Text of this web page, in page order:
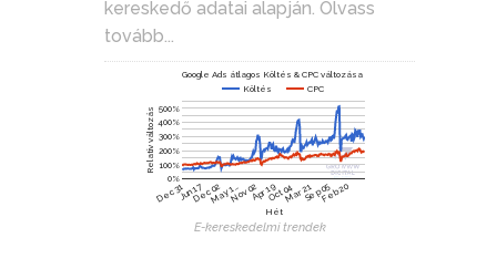
kereskedő adatai alapján. Olvass
tovább...
Google Ads átlagos Költés & CPC változása
Költés
CPC
Dec 31Jun 17Dec 02May 1…Nov 02Apr 19Oct 04Mar 21Sep 05Feb 20
0%
100%
200%
300%
400%
500%
Hét
Relatív változás
E-kereskedelmi trendek